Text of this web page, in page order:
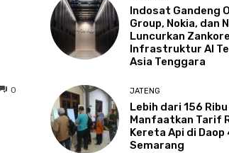
0
Indosat Gandeng
Group, Nokia, dan
Luncurkan
Infrastruktur AI
Asia Tenggara
JATENG
Lebih dari 156
Manfaatkan Tarif
Kereta Api di Daop
Semarang